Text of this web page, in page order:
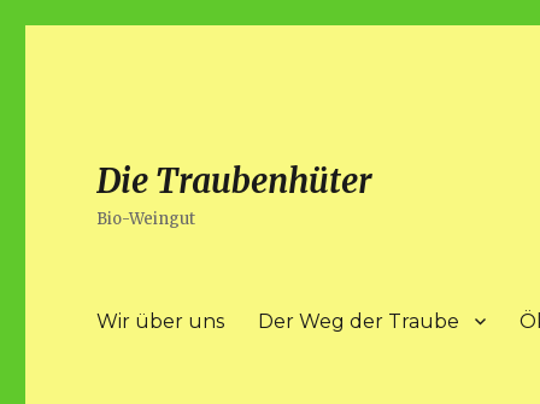
Die Traubenhüter
Bio-Weingut
Wir über uns Der Weg der Traube